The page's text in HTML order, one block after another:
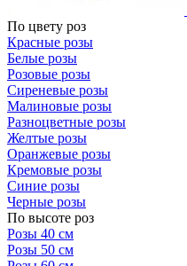
По цвету роз
Красные розы
Белые розы
Розовые розы
Сиреневые розы
Малиновые розы
Разноцветные розы
Желтые розы
Оранжевые розы
Кремовые розы
Синие розы
Черные розы
По высоте роз
Розы 40 см
Розы 50 см